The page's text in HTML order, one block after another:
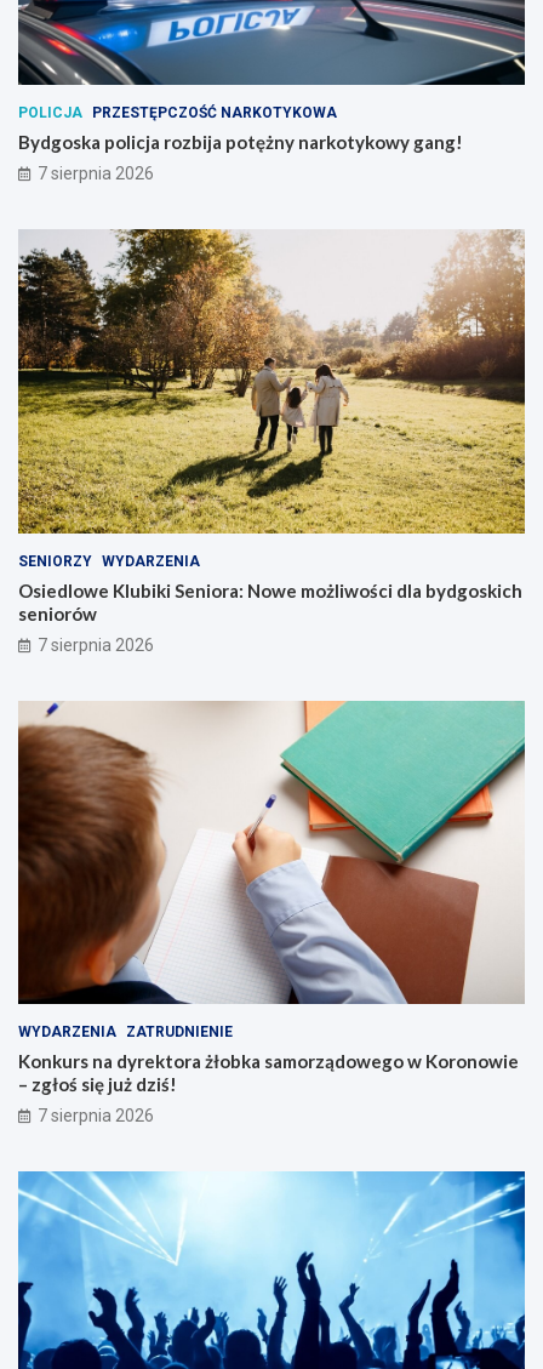
POLICJA PRZESTĘPCZOŚĆ NARKOTYKOWA
Bydgoska policja rozbija potężny narkotykowy gang!
7 sierpnia 2026
SENIORZY WYDARZENIA
Osiedlowe Klubiki Seniora: Nowe możliwości dla bydgoskich
seniorów
7 sierpnia 2026
WYDARZENIA ZATRUDNIENIE
Konkurs na dyrektora żłobka samorządowego w Koronowie
– zgłoś się już dziś!
7 sierpnia 2026